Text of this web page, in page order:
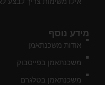
מידע נוסף
אודות משכנתאמן
משכנתאמן בפייסבוק
משכנתאמן בטלגרם